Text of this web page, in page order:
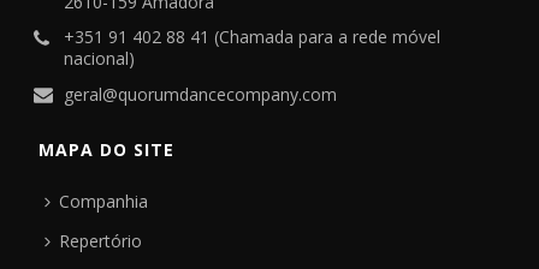
+351 91 402 88 41 (Chamada para a rede móvel
nacional)
geral@quorumdancecompany.com
MAPA DO SITE
Companhia
Repertório